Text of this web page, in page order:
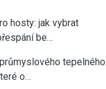
hosty: jak vybrat
be…
tepelného
o…